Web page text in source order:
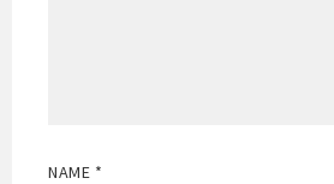
NAME *